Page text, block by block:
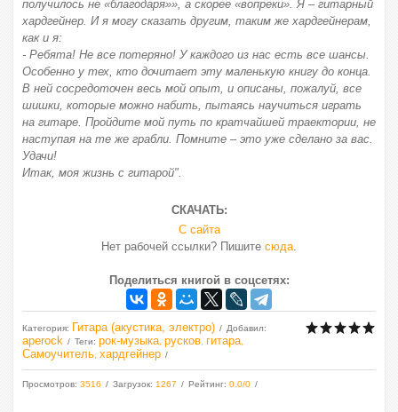
получилось не «благодаря»», а скорее «вопреки». Я – гитарный
хардгейнер. И я могу сказать другим, таким же хардгейнерам,
как и я:
- Ребята! Не все потеряно! У каждого из нас есть все шансы.
Особенно у тех, кто дочитает эту маленькую книгу до конца.
В ней сосредоточен весь мой опыт, и описаны, пожалуй, все
шишки, которые можно набить, пытаясь научиться играть
на гитаре. Пройдите мой путь по кратчайшей траектории, не
наступая на те же грабли. Помните – это уже сделано за вас.
Удачи!
Итак, моя жизнь с гитарой".
СКАЧАТЬ:
С сайта
Нет рабочей ссылки? Пишите сюда.
Поделиться книгой в соцсетях:
Категория: Гитара (акустика, электро) Добавил:
aperock Теги: рок-музыка русков гитара
Самоучитель хардгейнер
Просмотров: 3516 Загрузок: 1267 Рейтинг: 0.0/0